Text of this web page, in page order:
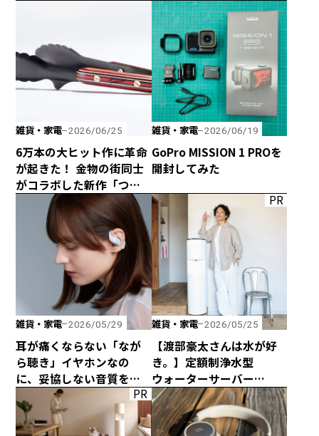
雑貨・家電 2026/06/25
6万本の大ヒット作に革命
が起きた！ 金物の街同士
がコラボした新作「つか
みのトング」が登場！
雑貨・家電 2026/06/19
GoPro MISSION 1 PROを
開封してみた
雑貨・家電 2026/05/29
耳が痛くならない「なが
ら聴き」イヤホンなの
に、妥協しない音質を追
求した「HP-H300BT」が
発売！
PR
雑貨・家電 2026/05/25
【渡部豪太さんは水が好
き。】定額制浄水型
ウォーターサーバー
every frecious tallを
使ってみた
PR